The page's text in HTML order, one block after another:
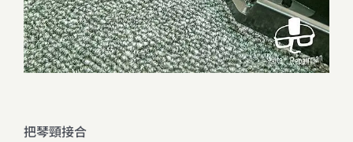
把琴頸接合